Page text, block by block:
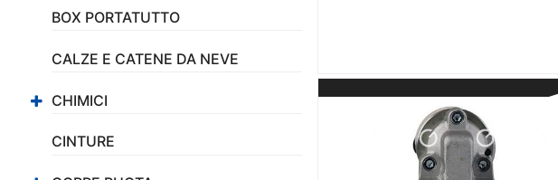
BOX PORTATUTTO
CALZE E CATENE DA NEVE
CHIMICI
CINTURE